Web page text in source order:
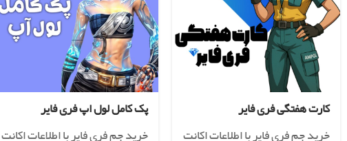
کارت هفتگی فری فایر
خرید جم فری فایر با اطلاعات اکانت
پک کامل لول اپ فری فایر
خرید جم فری فایر با اطلاعات اکانت